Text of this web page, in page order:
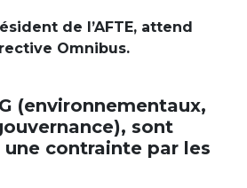
de l’AFTE, attend
Omnibus.
(environnementaux,
sont
contrainte par les